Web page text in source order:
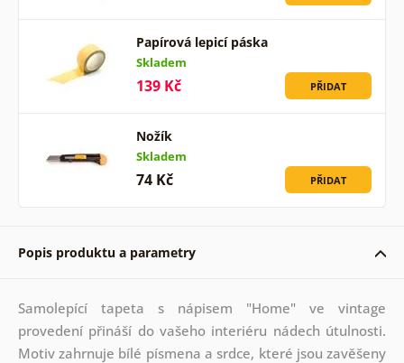
Papírová lepicí páska
Skladem
139 Kč PŘIDAT
Nožík
Skladem
74 Kč PŘIDAT
Popis produktu a parametry
Samolepící tapeta s nápisem "Home" ve vintage
provedení přináší do vašeho interiéru nádech útulnosti.
Motiv zahrnuje bílé písmena a srdce, které jsou zavěšeny